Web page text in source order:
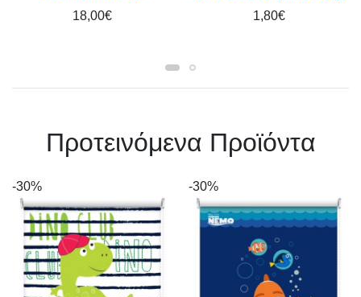
18,00€ 1,80€
Πρoτεινόμενα Προϊόντα
-30% -30%